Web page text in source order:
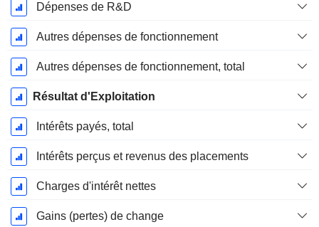
Dépenses de R&D
Autres dépenses de fonctionnement
Autres dépenses de fonctionnement, total
Résultat d'Exploitation
Intérêts payés, total
Intérêts perçus et revenus des placements
Charges d'intérêt nettes
Gains (pertes) de change